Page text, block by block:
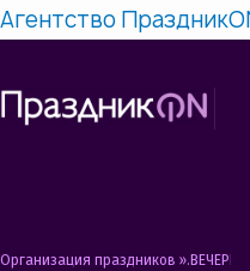
Агентство
Организация праздников »